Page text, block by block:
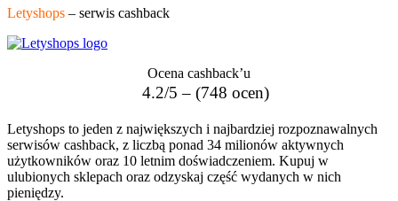
Letyshops – serwis cashback
Ocena cashback’u
4.2/5 – (748 ocen)
Letyshops to jeden z największych i najbardziej rozpoznawalnych
serwisów cashback, z liczbą ponad 34 milionów aktywnych
użytkowników oraz 10 letnim doświadczeniem. Kupuj w
ulubionych sklepach oraz odzyskaj część wydanych w nich
pieniędzy.